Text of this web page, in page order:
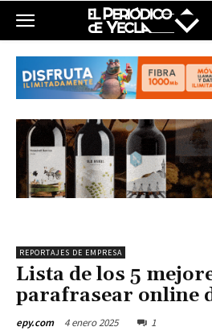
REPORTAJES DE EMPRESA
Lista de los 5
parafrasear online
epy.com 4 enero 2025 1